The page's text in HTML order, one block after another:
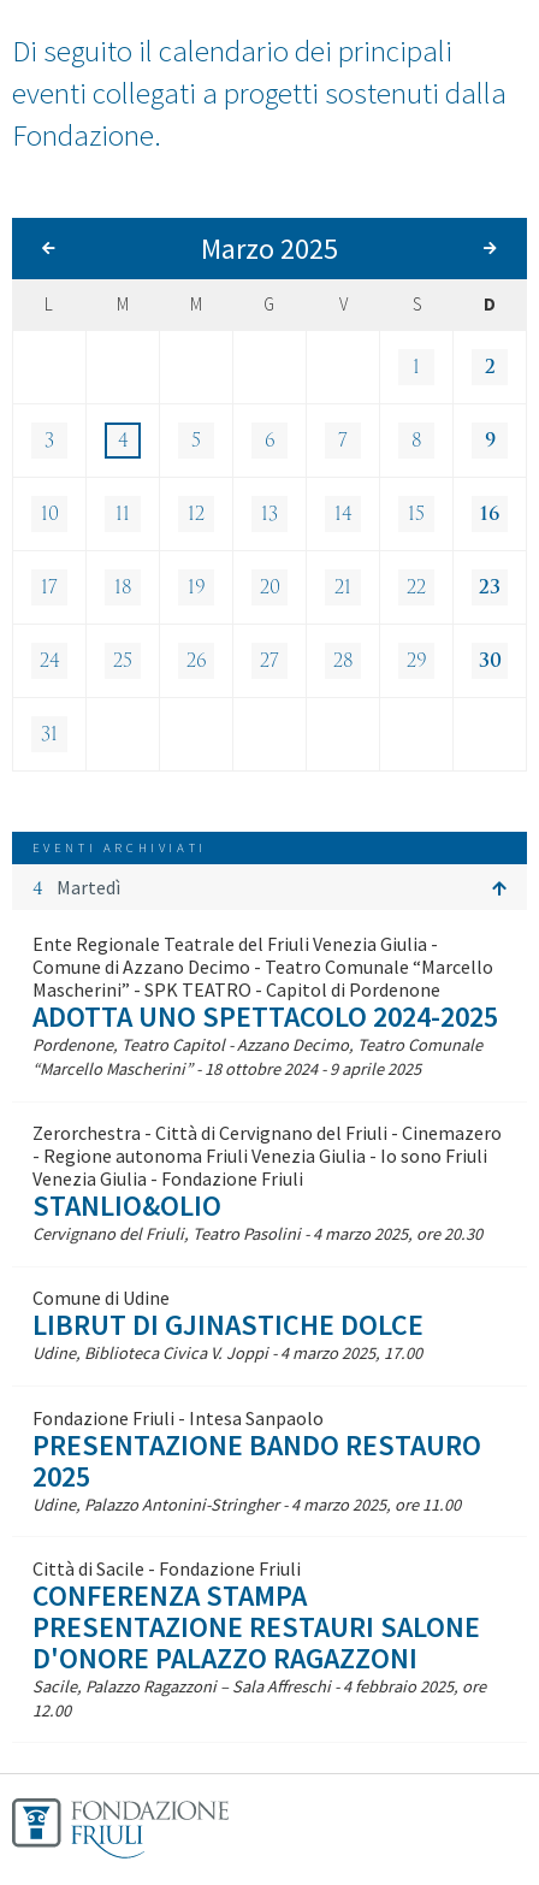
Di seguito il calendario dei principali
eventi collegati a progetti sostenuti dalla
Fondazione.
Marzo 2025
L M M G V S D
1 2
3 4 5 6 7 8 9
10 11 12 13 14 15 16
17 18 19 20 21 22 23
24 25 26 27 28 29 30
31
EVENTI ARCHIVIATI
4 Martedì
Ente Regionale Teatrale del Friuli Venezia Giulia -
Comune di Azzano Decimo - Teatro Comunale “Marcello
Mascherini” - SPK TEATRO - Capitol di Pordenone
ADOTTA UNO SPETTACOLO 2024-2025
Pordenone, Teatro Capitol - Azzano Decimo, Teatro Comunale
“Marcello Mascherini” - 18 ottobre 2024 - 9 aprile 2025
Zerorchestra - Città di Cervignano del Friuli - Cinemazero
- Regione autonoma Friuli Venezia Giulia - Io sono Friuli
Venezia Giulia - Fondazione Friuli
STANLIO&OLIO
Cervignano del Friuli, Teatro Pasolini - 4 marzo 2025, ore 20.30
Comune di Udine
LIBRUT DI GJINASTICHE DOLCE
Udine, Biblioteca Civica V. Joppi - 4 marzo 2025, 17.00
Fondazione Friuli - Intesa Sanpaolo
PRESENTAZIONE BANDO RESTAURO
2025
Udine, Palazzo Antonini-Stringher - 4 marzo 2025, ore 11.00
Città di Sacile - Fondazione Friuli
CONFERENZA STAMPA
PRESENTAZIONE RESTAURI SALONE
D'ONORE PALAZZO RAGAZZONI
Sacile, Palazzo Ragazzoni – Sala Affreschi - 4 febbraio 2025, ore
12.00